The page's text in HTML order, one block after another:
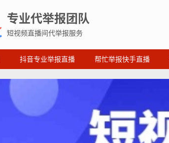
专业代举报团队
短视频直播间代举报服务
抖音专业举报直播 帮忙举报快手直播